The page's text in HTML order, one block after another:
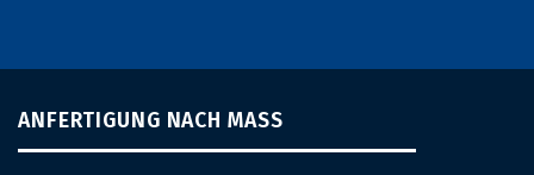
ANFERTIGUNG NACH MASS